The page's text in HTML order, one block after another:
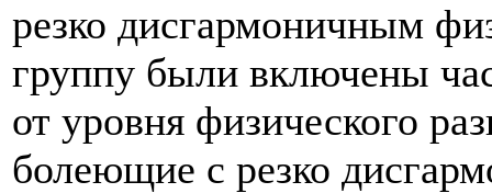
резко дисгармоничным
группу были включены
от уровня физического
болеющие с резко